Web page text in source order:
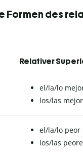
Formen des
Relativer
el/la/lo
los/las
el/la/lo peor
los/las